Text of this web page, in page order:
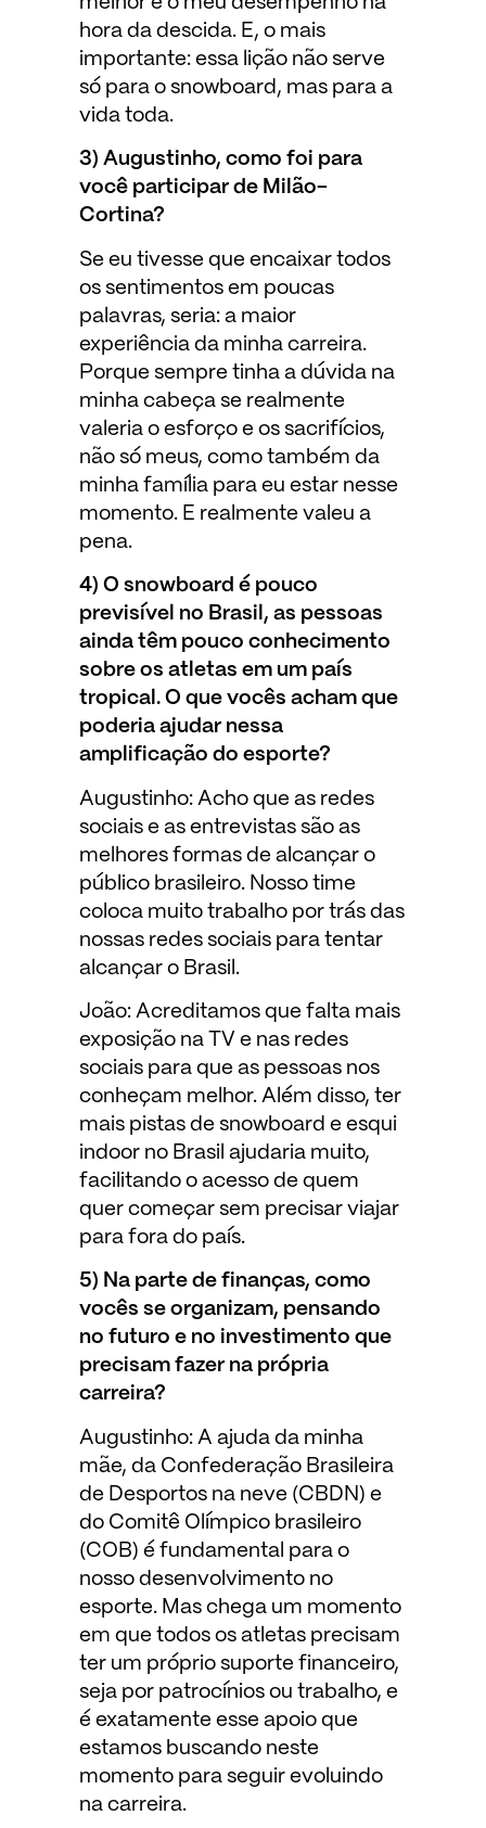
hora da descida. E, o mais
importante: essa lição não serve
só para o snowboard, mas para a
vida toda.
3) Augustinho, como foi para
você participar de Milão-
Cortina?
Se eu tivesse que encaixar todos
os sentimentos em poucas
palavras, seria: a maior
experiência da minha carreira.
Porque sempre tinha a dúvida na
minha cabeça se realmente
valeria o esforço e os sacrifícios,
não só meus, como também da
minha família para eu estar nesse
momento. E realmente valeu a
pena.
4) O snowboard é pouco
previsível no Brasil, as pessoas
ainda têm pouco conhecimento
sobre os atletas em um país
tropical. O que vocês acham que
poderia ajudar nessa
amplificação do esporte?
Augustinho: Acho que as redes
sociais e as entrevistas são as
melhores formas de alcançar o
público brasileiro. Nosso time
coloca muito trabalho por trás das
nossas redes sociais para tentar
alcançar o Brasil.
João: Acreditamos que falta mais
exposição na TV e nas redes
sociais para que as pessoas nos
conheçam melhor. Além disso, ter
mais pistas de snowboard e esqui
indoor no Brasil ajudaria muito,
facilitando o acesso de quem
quer começar sem precisar viajar
para fora do país.
5) Na parte de finanças, como
vocês se organizam, pensando
no futuro e no investimento que
precisam fazer na própria
carreira?
Augustinho: A ajuda da minha
mãe, da Confederação Brasileira
de Desportos na neve (CBDN) e
do Comitê Olímpico brasileiro
(COB) é fundamental para o
nosso desenvolvimento no
esporte. Mas chega um momento
em que todos os atletas precisam
ter um próprio suporte financeiro,
seja por patrocínios ou trabalho, e
é exatamente esse apoio que
estamos buscando neste
momento para seguir evoluindo
na carreira.